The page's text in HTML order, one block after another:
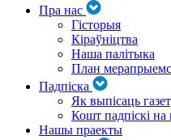
Пра нас
Гісторыя
Кіраўніцтва
Наша палітыка
План
Падпіска
Як выпісаць
Кошт падпіскі на
Нашы праекты